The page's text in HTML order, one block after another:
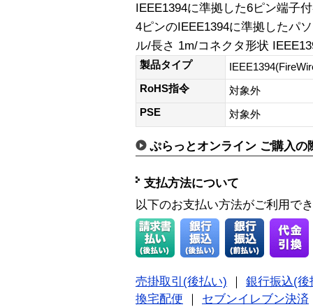
IEEE1394に準拠した6ピン端子
4ピンのIEEE1394に準拠したパ
ル/長さ 1m/コネクタ形状
製品タイプ
RoHS指令
対象外
PSE
対象外
ぷらっとオンライン ご購入の
支払方法について
以下のお支払い方法がご利用で
売掛取引(後払い)
銀行振込(後
換宅配便
セブンイレブン決済